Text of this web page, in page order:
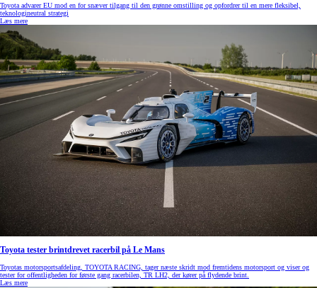
Toyota advarer EU mod en for snæver tilgang til den grønne omstilling og opfordrer til en mere fleksibel,
teknologineutral strategi
Læs mere
Toyota tester brintdrevet racerbil på Le Mans
Toyotas motorsportsafdeling, TOYOTA RACING, tager næste skridt mod fremtidens motorsport og viser og
tester for offentligheden for første gang racerbilen, TR LH2, der kører på flydende brint.
Læs mere